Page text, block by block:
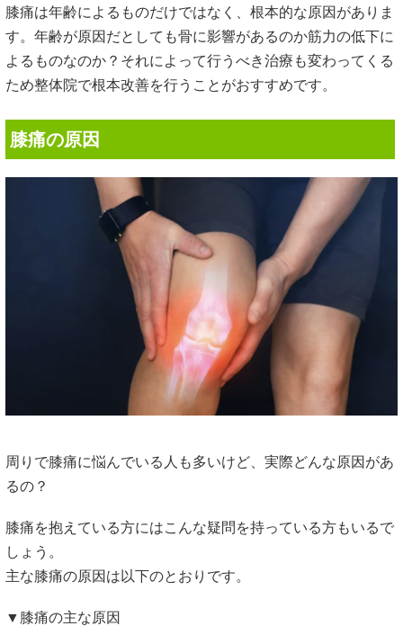
膝痛は年齢によるものだけではなく、根本的な原因がありま
す。年齢が原因だとしても骨に影響があるのか筋力の低下に
よるものなのか？それによって行うべき治療も変わってくる
ため整体院で根本改善を行うことがおすすめです。
膝痛の原因
周りで膝痛に悩んでいる人も多いけど、実際どんな原因があ
るの？
膝痛を抱えている方にはこんな疑問を持っている方もいるで
しょう。
主な膝痛の原因は以下のとおりです。
▼膝痛の主な原因